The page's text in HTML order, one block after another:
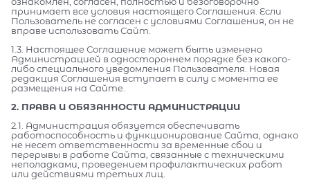
принимает все условия настоящего Соглашения. Если
Пользователь не согласен с условиями Соглашения, он не
вправе использовать Сайт.
1.3. Настоящее Соглашение может быть изменено
Администрацией в одностороннем порядке без какого-
либо специального уведомления Пользователя. Новая
редакция Соглашения вступает в силу с момента ее
размещения на Сайте.
2. ПРАВА И ОБЯЗАННОСТИ АДМИНИСТРАЦИИ
2.1. Администрация обязуется обеспечивать
работоспособность и функционирование Сайта, однако
не несет ответственности за временные сбои и
перерывы в работе Сайта, связанные с техническими
неполадками, проведением профилактических работ
или действиями третьих лиц.